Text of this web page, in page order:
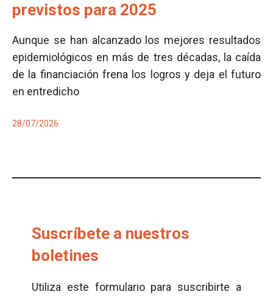
previstos para 2025
Aunque se han alcanzado los mejores resultados
epidemiológicos en más de tres décadas, la caída
de la financiación frena los logros y deja el futuro
en entredicho
28/07/2026
Suscríbete a nuestros
boletines
Utiliza este formulario para suscribirte a